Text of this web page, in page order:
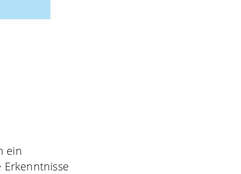
ein
Erkenntnisse